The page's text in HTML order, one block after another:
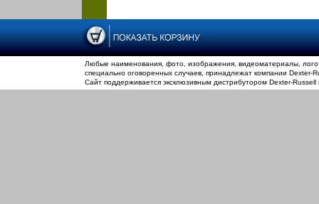
Любые наименования, фото, изображения, видеоматериалы,
специально оговоренных случаев, принадлежат компании Dexter-
Сайт поддерживается эксклюзивным дистрибутором Dexter-Russell